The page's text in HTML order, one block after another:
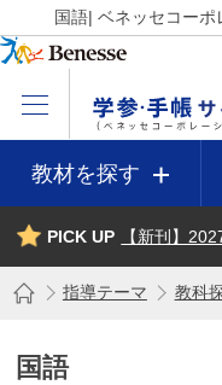
国語| ベネッセコーポ
教材を探す
PICK UP 【新刊】
指導テーマ 教科
国語